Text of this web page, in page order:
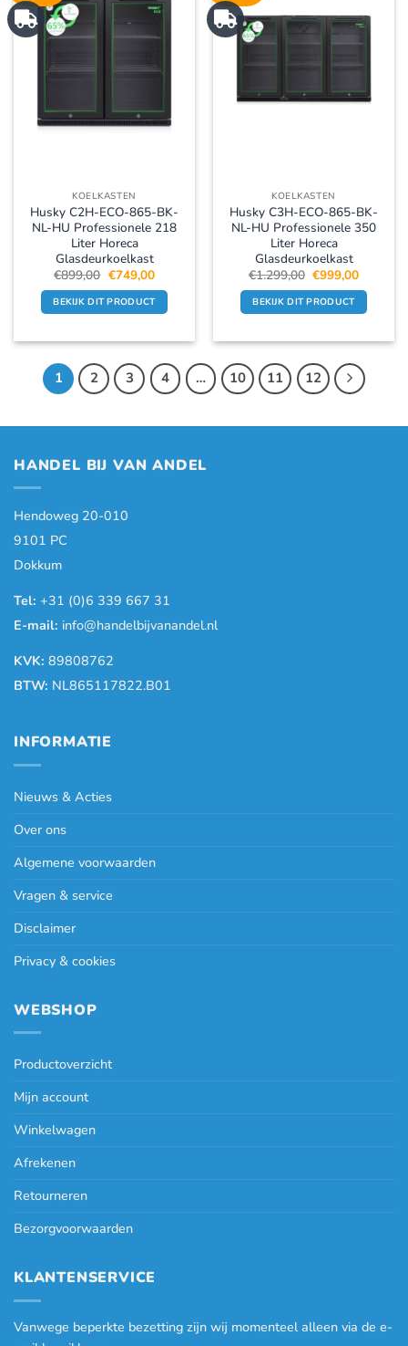
KOELKASTEN
Husky C2H-ECO-865-BK-
NL-HU Professionele 218
Liter Horeca
Glasdeurkoelkast
€899,00 Oorspronkelijke
prijs
was:
€899,00.
€749,00Huidige
prijs
is:
€749,00.
BEKIJK DIT PRODUCT
KOELKASTEN
Husky C3H-ECO-865-BK-
NL-HU Professionele 350
Liter Horeca
Glasdeurkoelkast
€1.299,00 Oorspronkelijke
prijs
was:
€1.299,00.
€999,00Huidige
prijs
is:
€999,00.
BEKIJK DIT PRODUCT
1 2 3 4 … 10 11 12
HANDEL BIJ VAN ANDEL
Hendoweg 20-010
9101 PC
Dokkum
Tel: +31 (0)6 339 667 31
E-mail: info@handelbijvanandel.nl
KVK: 89808762
BTW: NL865117822.B01
INFORMATIE
Nieuws & Acties
Over ons
Algemene voorwaarden
Vragen & service
Disclaimer
Privacy & cookies
WEBSHOP
Productoverzicht
Mijn account
Winkelwagen
Afrekenen
Retourneren
Bezorgvoorwaarden
KLANTENSERVICE
Vanwege beperkte bezetting zijn wij momenteel alleen via de e-